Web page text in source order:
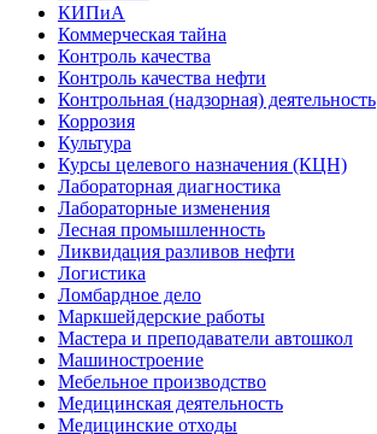
КИПиА
Коммерческая тайна
Контроль качества
Контроль качества нефти
Контрольная (надзорная) деятельность
Коррозия
Культура
Курсы целевого назначения (КЦН)
Лабораторная диагностика
Лабораторные изменения
Лесная промышленность
Ликвидация разливов нефти
Логистика
Ломбардное дело
Маркшейдерские работы
Мастера и преподаватели автошкол
Машиностроение
Мебельное производство
Медицинская деятельность
Медицинские отходы